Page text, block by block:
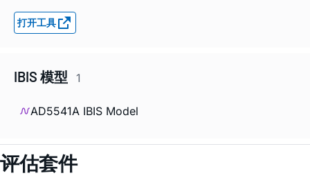
打开工具
IBIS 模型 1
AD5541A IBIS Model
评估套件